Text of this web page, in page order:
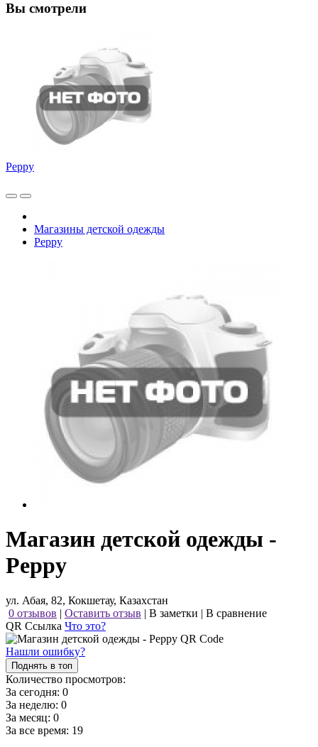
Вы смотрели
Peppy
Магазины детской одежды
Peppy
Магазин детской одежды -
Peppy
ул. Абая, 82, Кокшетау, Казахстан
0 отзывов | Оставить отзыв | В заметки | В сравнение
QR Ссылка Что это?
Нашли ошибку?
Поднять в топ
Количество просмотров:
За сегодня: 0
За неделю: 0
За месяц: 0
За все время: 19